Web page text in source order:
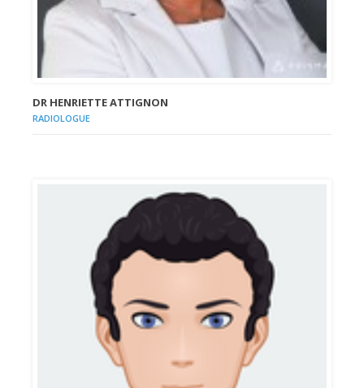
DR HENRIETTE ATTIGNON
RADIOLOGUE